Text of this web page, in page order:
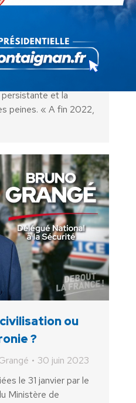
politique
FADILI
21 mai 2024
des comptes a
sur la
et la
peines. « A fin 2022,
ou
?
30 juin 2023
le 31 janvier par le
Ministère de